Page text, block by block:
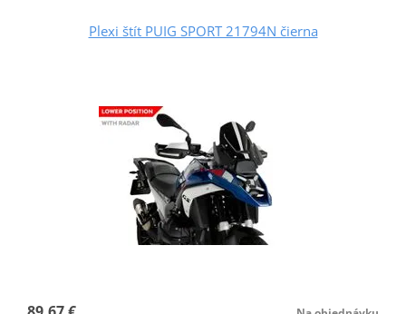
Plexi štít PUIG SPORT 21794N čierna